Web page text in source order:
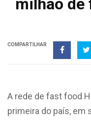
milhão de
COMPARTILHAR
A rede de fast food
primeira do país, em